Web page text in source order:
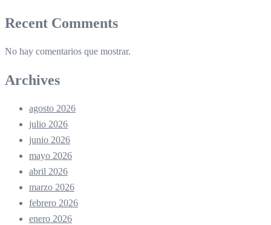
Recent Comments
No hay comentarios que mostrar.
Archives
agosto 2026
julio 2026
junio 2026
mayo 2026
abril 2026
marzo 2026
febrero 2026
enero 2026